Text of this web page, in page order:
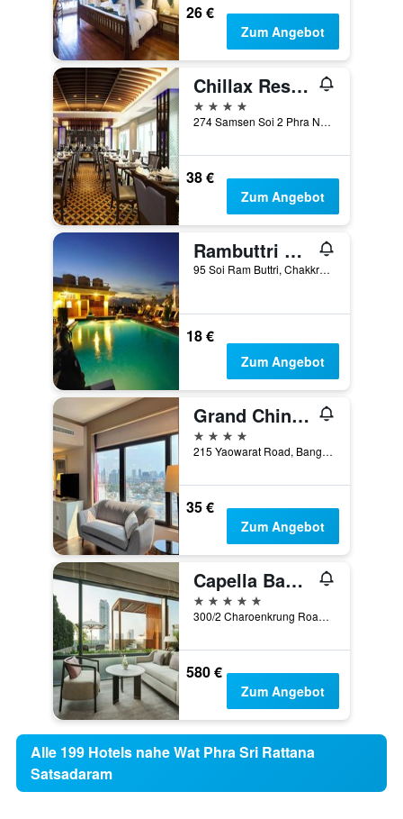
26 €
Zum Angebot
Chillax Resort
4 Sterne
274 Samsen Soi 2 Phra Nakhon, Bangkok, Thailand
38 €
Zum Angebot
Rambuttri Village Inn & Plaza
95 Soi Ram Buttri, Chakkra Phong Road, Phra Nakorn, Bangkok, Thailand
18 €
Zum Angebot
Grand China Bangkok
4 Sterne
215 Yaowarat Road, Bangkok, Thailand
35 €
Zum Angebot
Capella Bangkok
5 Sterne
300/2 Charoenkrung Road, Bangkok, Thailand
580 €
Zum Angebot
Alle 199 Hotels nahe Wat Phra Sri Rattana
Satsadaram